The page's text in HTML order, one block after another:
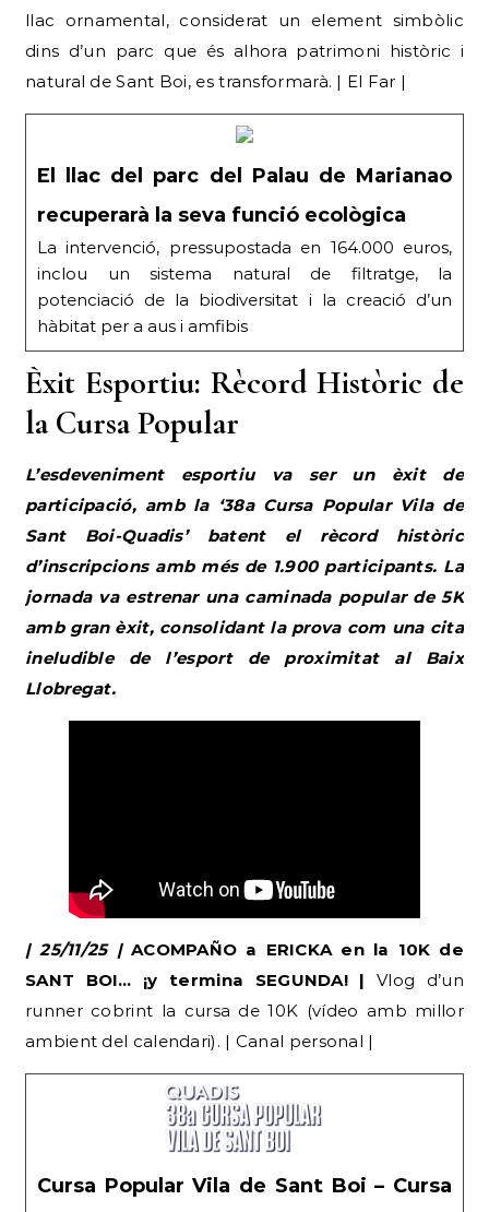
llac ornamental, considerat un element simbòlic
dins d’un parc que és alhora patrimoni històric i
natural de Sant Boi, es transformarà. | El Far |
El llac del parc del Palau de Marianao
recuperarà la seva funció ecològica
La intervenció, pressupostada en 164.000 euros,
inclou un sistema natural de filtratge, la
potenciació de la biodiversitat i la creació d’un
hàbitat per a aus i amfibis
Èxit Esportiu: Rècord Històric de
la Cursa Popular
L’esdeveniment esportiu va ser un èxit de
participació, amb la ‘38a Cursa Popular Vila de
Sant Boi-Quadis’ batent el rècord històric
d’inscripcions amb més de 1.900 participants. La
jornada va estrenar una caminada popular de 5K
amb gran èxit, consolidant la prova com una cita
ineludible de l’esport de proximitat al Baix
Llobregat.
| 25/11/25 | ACOMPAÑO a ERICKA en la 10K de
SANT BOI… ¡y termina SEGUNDA! | Vlog d’un
runner cobrint la cursa de 10K (vídeo amb millor
ambient del calendari). | Canal personal |
Cursa Popular Vila de Sant Boi – Cursa